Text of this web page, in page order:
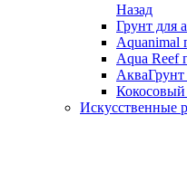
Назад
Грунт для
Aquanimal
Aqua Reef
АкваГрунт
Кокосовый
Искусственные